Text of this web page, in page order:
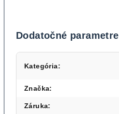
Dodatočné parametre
Kategória:
Značka:
Záruka: